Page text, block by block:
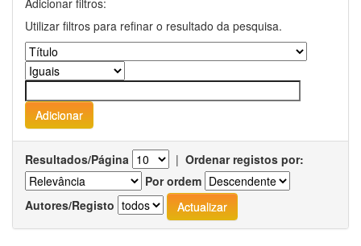
Adicionar filtros:
Utilizar filtros para refinar o resultado da pesquisa.
Resultados/Página | Ordenar registos por:
Por ordem
Autores/Registo